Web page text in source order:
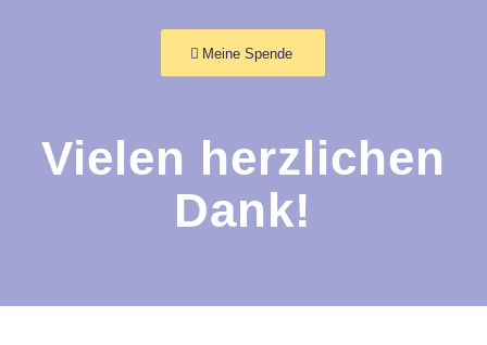
Meine Spende
Vielen herzlichen
Dank!